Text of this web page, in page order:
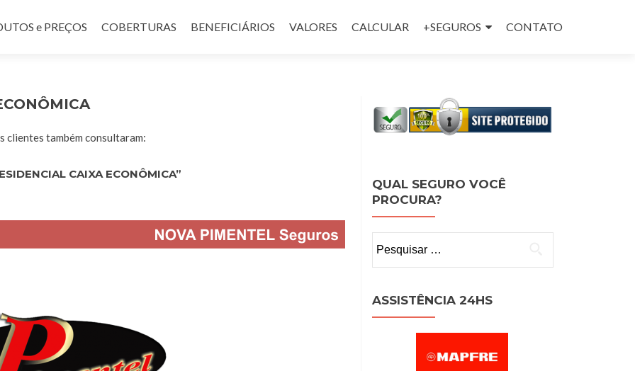
e PREÇOS COBERTURAS BENEFICIÁRIOS VALORES CALCULAR +SEGUROS CONTATO
clientes também consultaram:
CAIXA ECONÔMICA”
QUAL SEGURO VOCÊ
PROCURA?
por:
ASSISTÊNCIA 24HS